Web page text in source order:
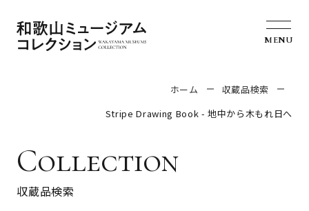
MENU
ホーム
収蔵品検索
Stripe Drawing Book - 地中から木もれ日へ
Collection
収蔵品検索